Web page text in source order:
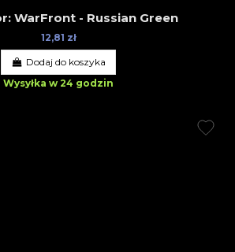
WarFront - Russian Green
12,81 zł
Dodaj do koszyka
Wysyłka w 24 godzin